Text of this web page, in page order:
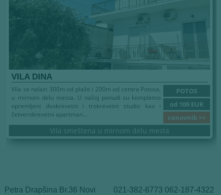
VILA DINA
POTOS
od 109 EUR
cenovnik >>
Vila se nalazi 300m od plaže i 200m od centra Potosa,
u mirnom delu mesta. U našoj ponudi su kompletno
opremljeni dvokrevetni i trokrevetni studio kao i
četverokrevetni apartman...
Vila smeštena u mirnom delu mesta
Petra Drapšina Br.36 Novi
021-382-6773 062-187-4322